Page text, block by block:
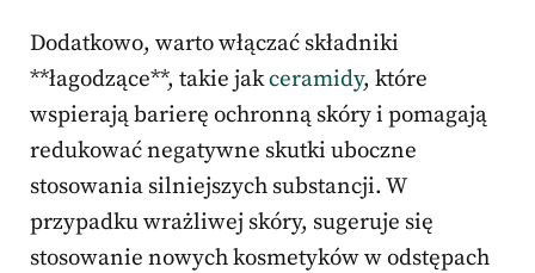
Dodatkowo, warto włączać składniki
**łagodzące**, takie jakceramidy, które
wspierają barierę ochronną skóry i pomagają
redukować negatywne skutki uboczne
stosowania silniejszych substancji. W
przypadku wrażliwej skóry, sugeruje się
stosowanie nowych kosmetyków w odstępach